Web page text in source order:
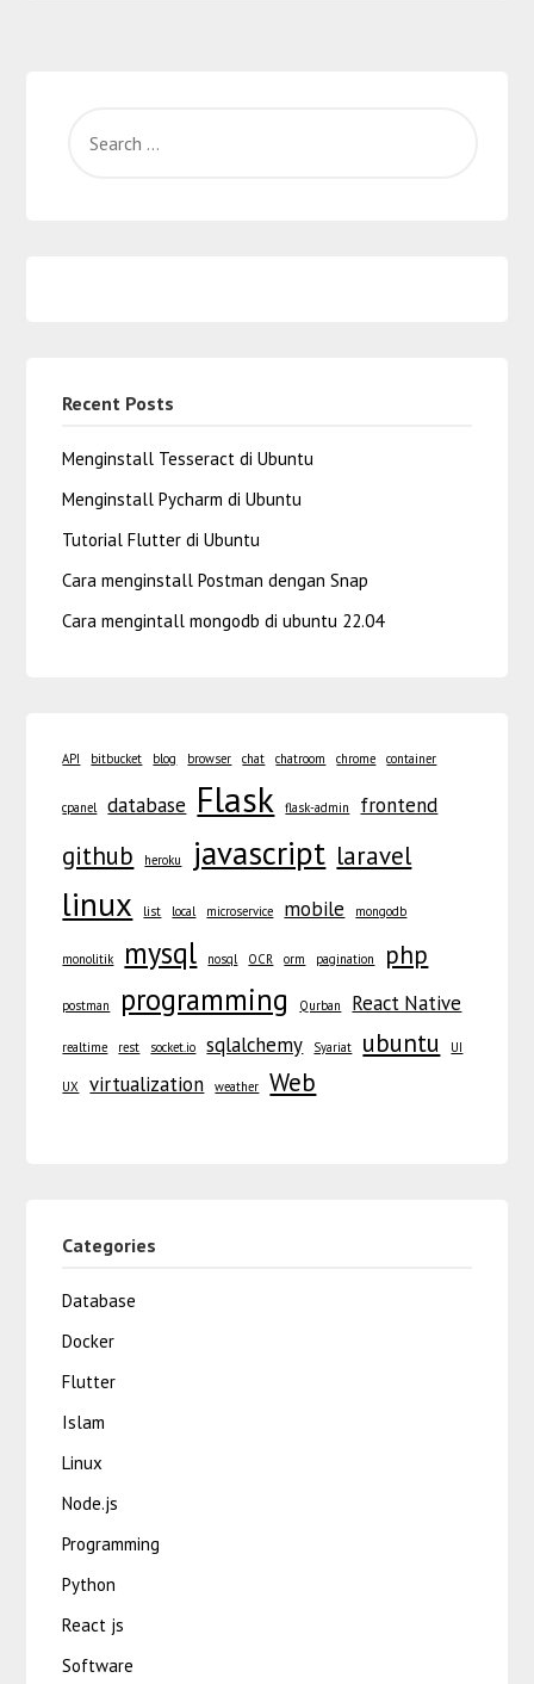
Recent Posts
Menginstall Tesseract di Ubuntu
Menginstall Pycharm di Ubuntu
Tutorial Flutter di Ubuntu
Cara menginstall Postman dengan Snap
Cara mengintall mongodb di ubuntu 22.04
API bitbucket blog browser chat chatroom chrome container
cpanel database Flask flask-admin frontend
github heroku javascript laravel
linux list local microservice mobile mongodb
monolitik mysql nosql OCR orm pagination php
postman programming Qurban React Native
realtime rest socket.io sqlalchemy Syariat ubuntu UI
UX virtualization weather Web
Categories
Database
Docker
Flutter
Islam
Linux
Node.js
Programming
Python
React js
Software